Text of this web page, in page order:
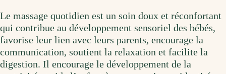
Le massage quotidien est un soin doux et réconfortant
qui contribue au développement sensoriel des bébés,
favorise leur lien avec leurs parents, encourage la
communication, soutient la relaxation et facilite la
digestion. Il encourage le développement de la